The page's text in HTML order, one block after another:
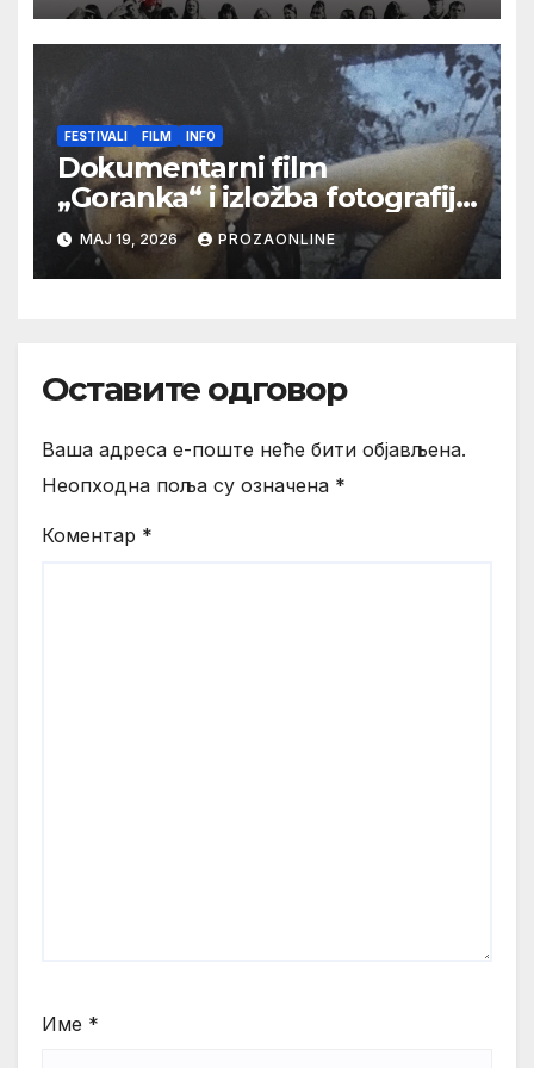
FESTIVALI FILM INFO
Dokumentarni film
„Goranka“ i izložba fotografija
Goranke Matić “Portreti
reditelja” na 19. Beldocsu
МАЈ 19, 2026 PROZAONLINE
Оставите одговор
Ваша адреса е-поште неће бити објављена.
Неопходна поља су означена *
Коментар *
Име *